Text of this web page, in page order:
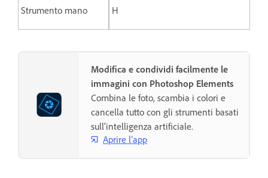
Strumento mano H
Modifica e condividi facilmente le
immagini con Photoshop Elements
Combina le foto, scambia i colori e
cancella tutto con gli strumenti basati
sull'intelligenza artificiale.
Aprire l’app